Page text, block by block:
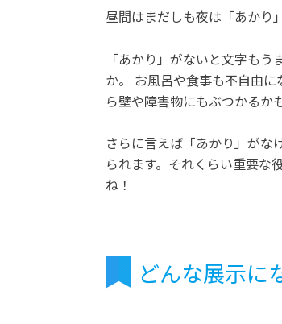
昼間はまだしも夜は「あかり
「あかり」がないと文字も
か。 お風呂や食事も不自由
ら壁や障害物にもぶつかるか
さらに言えば「あかり」がな
られます。それくらい重要な
ね！
どんな展示に